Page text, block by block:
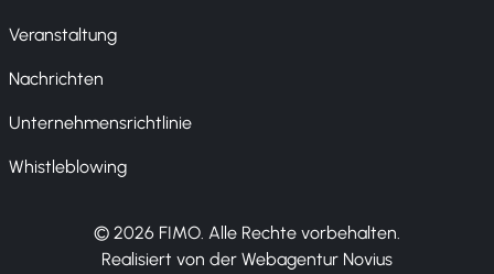
Veranstaltung
Nachrichten
Unternehmensrichtlinie
Whistleblowing
© 2026 FIMO. Alle Rechte vorbehalten.
Realisiert von der Webagentur Novius